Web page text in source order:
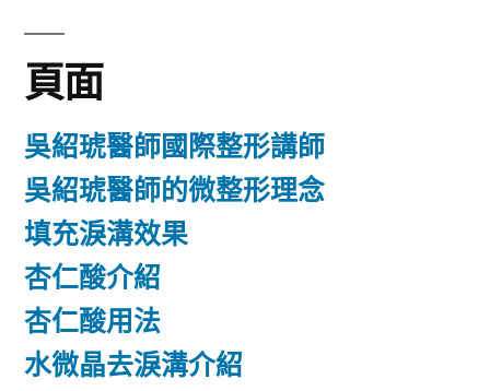
字:
頁面
吳紹琥醫師國際整形講師
吳紹琥醫師的微整形理念
填充淚溝效果
杏仁酸介紹
杏仁酸用法
水微晶去淚溝介紹